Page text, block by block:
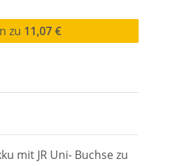
zu 11,07 €
mit JR Uni- Buchse zu